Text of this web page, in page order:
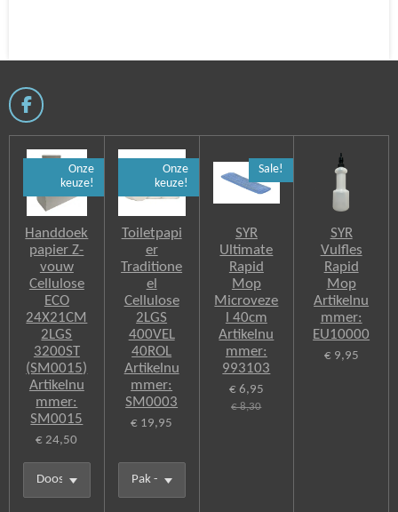
F
a
e
Onze
keuze!
Handdoek
papier Z-
vouw
Cellulose
ECO
24X21CM
2LGS
3200ST
(SM0015)
Artikelnu
mmer:
SM0015
€ 24,50
Onze
keuze!
Toiletpapi
er
Traditione
el
Cellulose
2LGS
400VEL
40ROL
Artikelnu
mmer:
SM0003
€ 19,95
Sale!
SYR
Ultimate
Rapid
Mop
Microveze
l 40cm
Artikelnu
mmer:
993103
€ 6,95
€ 8,30
SYR
Vulfles
Rapid
Mop
Artikelnu
mmer:
EU10000
€ 9,95